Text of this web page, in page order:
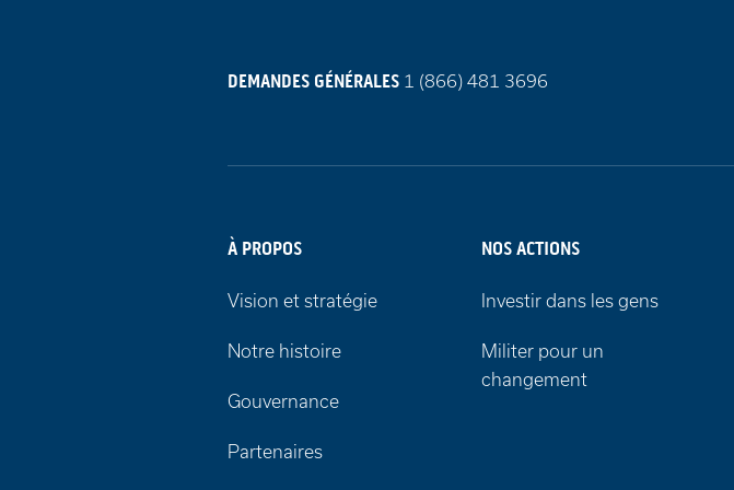
DEMANDES GÉNÉRALES Appelez-
1 (866) 481 3696
À PROPOS
Vision et stratégie
Notre histoire
Gouvernance
Partenaires
NOS ACTIONS
Investir dans les gens
Militer pour un
changement